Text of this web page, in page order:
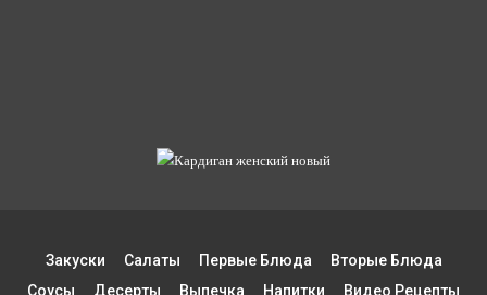
Закуски Салаты Первые Блюда
Вторые Блюда
Соусы
Десерты Выпечка Напитки Видео Рецепты